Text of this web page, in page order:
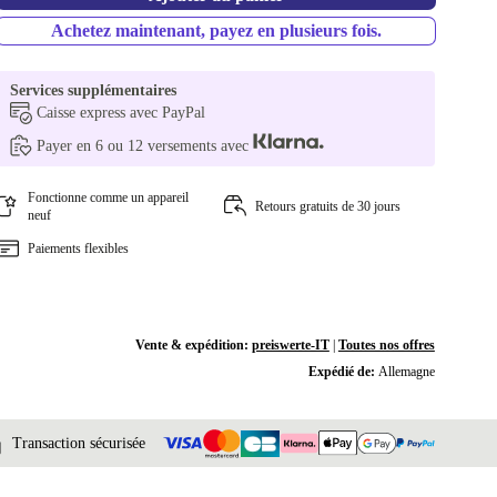
Achetez maintenant, payez en plusieurs fois.
Services supplémentaires
Caisse express avec PayPal
Payer en 6 ou 12 versements avec
Fonctionne comme un appareil
neuf
Retours gratuits de 30 jours
Paiements flexibles
Vente & expédition: preiswerte-IT| Toutes nos offres
Expédié de: Allemagne
Transaction sécurisée